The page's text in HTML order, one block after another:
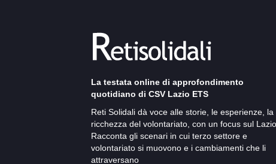
La testata online di approfondimento
quotidiano di CSV Lazio ETS
Reti Solidali dà voce alle storie, le esperienze, la
ricchezza del volontariato, con un focus sul
Racconta gli scenari in cui terzo settore e
volontariato si muovono e i cambiamenti che li
attraversano